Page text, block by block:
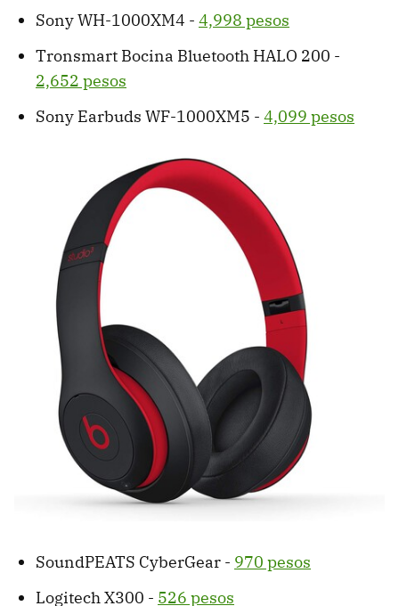
Sony WH-1000XM4 - 4,998 pesos
Tronsmart Bocina Bluetooth HALO 200 -
2,652 pesos
Sony Earbuds WF-1000XM5 - 4,099 pesos
SoundPEATS CyberGear - 970 pesos
Logitech X300 - 526 pesos